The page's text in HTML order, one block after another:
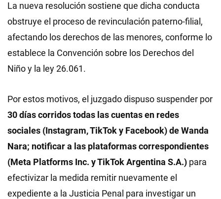
La nueva resolución sostiene que dicha conducta
obstruye el proceso de revinculación paterno-filial,
afectando los derechos de las menores, conforme lo
establece la Convención sobre los Derechos del
Niño y la ley 26.061.
Por estos motivos, el juzgado dispuso suspender por
30 días corridos todas las cuentas en redes
sociales (Instagram, TikTok y Facebook) de Wanda
Nara; notificar a las plataformas correspondientes
(Meta Platforms Inc. y TikTok Argentina S.A.) para
efectivizar la medida remitir nuevamente el
expediente a la Justicia Penal para investigar un